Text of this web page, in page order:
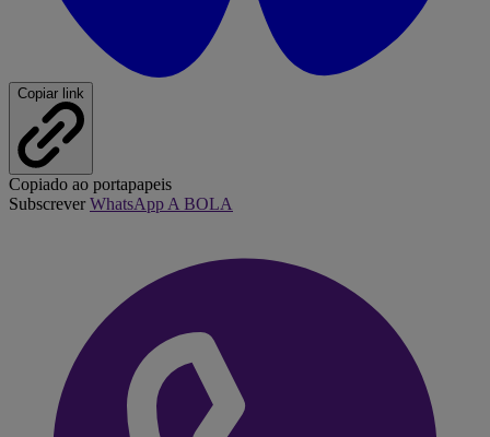
Copiar link
Copiado ao portapapeis
SubscreverWhatsApp A BOLA